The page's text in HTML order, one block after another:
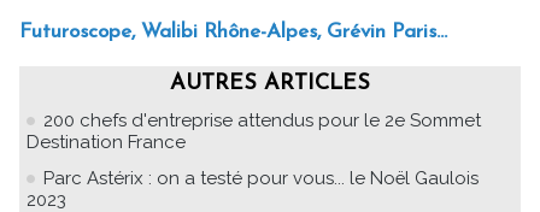
Futuroscope, Walibi Rhône-Alpes, Grévin Paris...
AUTRES ARTICLES
200 chefs d'entreprise attendus pour le 2e Sommet
Destination France
Parc Astérix : on a testé pour vous... le Noël Gaulois
2023